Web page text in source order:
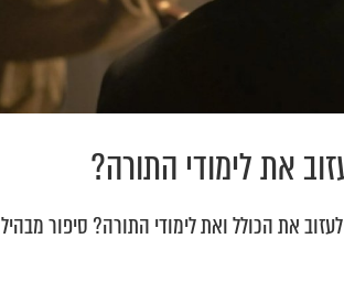
את לימודי התורה?
את הכולל ואת לימודי התורה? סיפור מבהיל